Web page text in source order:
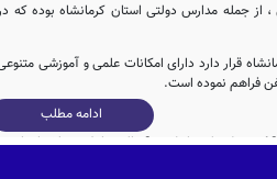
جمله مدارس دولتی استان کرمانشاه بوده که
قرار دارد دارای امکانات علمی و آموزشی
فراهم نموده است.
ادامه مطلب